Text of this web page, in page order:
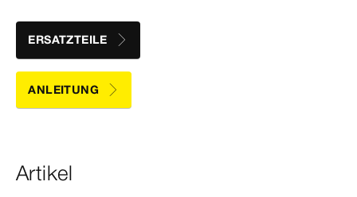
ERSATZTEILE
ANLEITUNG
Artikel